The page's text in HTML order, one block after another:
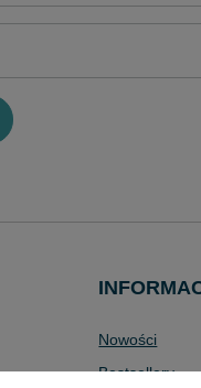
Nowości
Bestsellery